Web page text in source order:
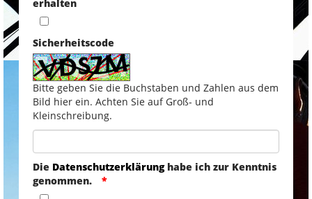
erhalten
Sicherheitscode
Bitte geben Sie die Buchstaben und Zahlen aus dem
Bild hier ein. Achten Sie auf Groß- und
Kleinschreibung.
Die Datenschutzerklärunghabe ich zur Kenntnis
genommen.